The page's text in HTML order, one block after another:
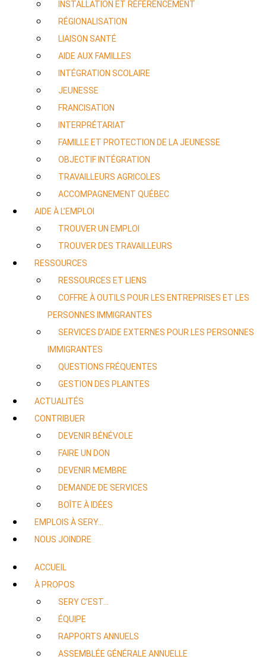
INSTALLATION ET RÉFÉRENCEMENT
RÉGIONALISATION
LIAISON SANTÉ
AIDE AUX FAMILLES
INTÉGRATION SCOLAIRE
JEUNESSE
FRANCISATION
INTERPRÉTARIAT
FAMILLE ET PROTECTION DE LA JEUNESSE
OBJECTIF INTÉGRATION
TRAVAILLEURS AGRICOLES
ACCOMPAGNEMENT QUÉBEC
AIDE À L’EMPLOI
TROUVER UN EMPLOI
TROUVER DES TRAVAILLEURS
RESSOURCES
RESSOURCES ET LIENS
COFFRE À OUTILS POUR LES ENTREPRISES ET LES
PERSONNES IMMIGRANTES
SERVICES D’AIDE EXTERNES POUR LES PERSONNES
IMMIGRANTES
QUESTIONS FRÉQUENTES
GESTION DES PLAINTES
ACTUALITÉS
CONTRIBUER
DEVENIR BÉNÉVOLE
FAIRE UN DON
DEVENIR MEMBRE
DEMANDE DE SERVICES
BOÎTE À IDÉES
EMPLOIS À SERY…
NOUS JOINDRE
ACCUEIL
À PROPOS
SERY C’EST…
ÉQUIPE
RAPPORTS ANNUELS
ASSEMBLÉE GÉNÉRALE ANNUELLE